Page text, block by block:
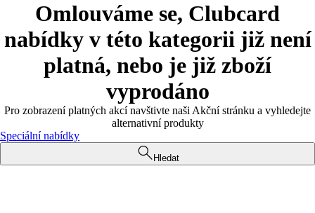
Omlouváme se, Clubcard
nabídky v této kategorii již není
platná, nebo je již zboží
vyprodáno
Pro zobrazení platných akcí navštivte naši Akční stránku a vyhledejte
alternativní produkty
Speciální nabídky
Hledat